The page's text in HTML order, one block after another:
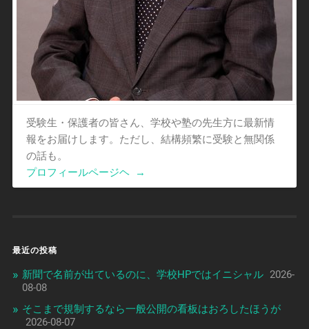
受験生・保護者の皆さん、学校や塾の先生方に最新情
報をお届けします。ただし、結構頻繁に受験と無関係
の話も。
プロフィールページヘ
→
最近の投稿
新聞で名前が出ているのに、学校HPではイニシャル 2026-
08-08
そこまで規制するなら一般公開の看板はおろしたほうが
2026-08-07